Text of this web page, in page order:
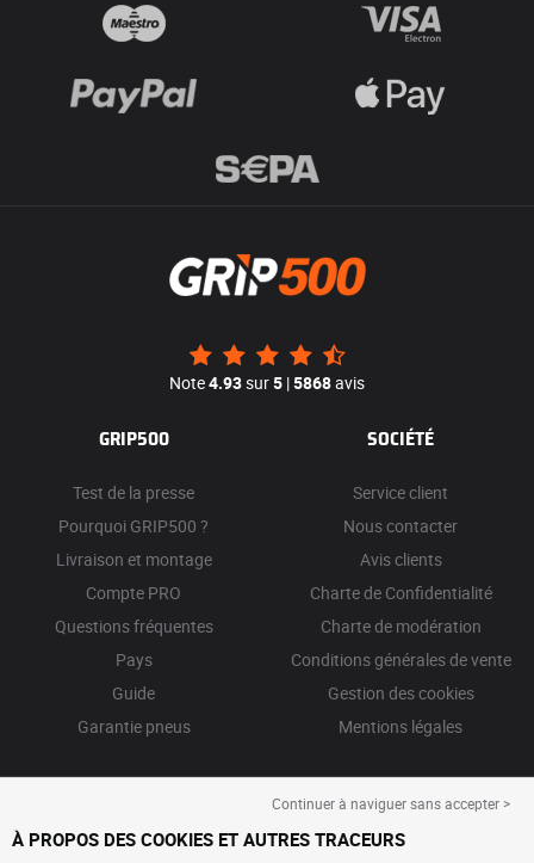
Note4.93sur5 |5868avis
GRIP500
Test de la presse
Pourquoi GRIP500 ?
Livraison et montage
Compte PRO
Questions fréquentes
Pays
Guide
Garantie pneus
SOCIÉTÉ
Service client
Nous contacter
Avis clients
Charte de Confidentialité
Charte de modération
Conditions générales de vente
Gestion des cookies
Mentions légales
Continuer à naviguer sans accepter >
À PROPOS DES COOKIES ET AUTRES TRACEURS